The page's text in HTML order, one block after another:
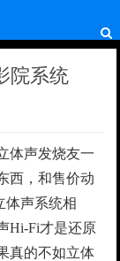
院系统
体声发烧友一
西，和售价动
体声系统相
Hi-Fi才是还原
真的不如立体